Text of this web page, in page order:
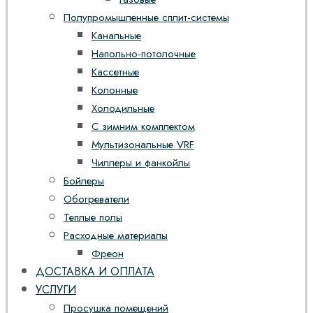
Полупромышленные сплит-системы
Канальные
Напольно-потолочные
Кассетные
Колонные
Холодильные
С зимним комплектом
Мультизональные VRF
Чиллеры и фанкойлы
Бойлеры
Обогреватели
Теплые полы
Расходные материалы
Фреон
ДОСТАВКА И ОПЛАТА
УСЛУГИ
Просушка помещений